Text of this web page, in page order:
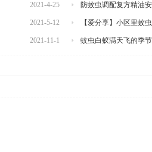
2021-4-25 防蚊虫调配复方精油安
2021-5-12 【爱分享】小区里蚊
2021-11-1 蚊虫白蚁满天飞的季